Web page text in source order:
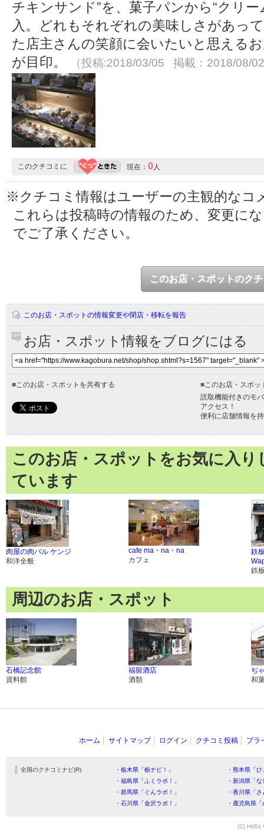
チキンサンド”を、菓子パンから“クリー
入。どれもそれぞれの美味しさがあっ
た店主さんの笑顔に会いたいと思える
が目印。
（投稿:2018/03/05 掲載：2018/08/
このクチコミに 現在： 0人
※クチコミ情報はユーザーの主観的なコ
これらは投稿時の情報のため、変更に
でご了承ください。
このお店・スポットのク
このお店・スポットの情報変更や閉店・移転を報告
お店・スポット情報をブログにはる
■このお店・スポットを共有する ■このお店・スポッ
読取機能付きのモ
アクセス！
便利に店舗情報を
このお店・スポットをお気に入
ています
肉屋の肉バル ケンジ
和洋全般
cafe ma・na・na
カフェ
鉄
鉄
周辺のお店・スポット
石橋記念館
資料館
福留酒店
酒類
ぢ
和
ホーム サイトマップ ログイン クチコミ投稿 プラ
全国のクチコミナビ(R) ・栃木県「栃ナビ！」
・熊本県「
・福島県「ふくラボ！」
・新潟県「
・群馬県「ぐんラボ！」
・香川県「
・石川県「金沢ラボ！」
・鹿児島県
(C) HitBit